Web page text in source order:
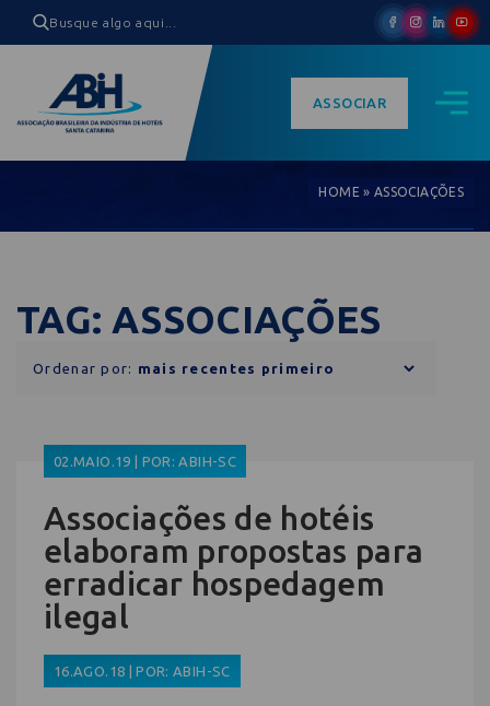
ASSOCIAR
HOME »ASSOCIAÇÕES
TAG: ASSOCIAÇÕES
Ordenar por:
02.MAIO.19 | POR: ABIH-SC
Associações de hotéis
elaboram propostas para
erradicar hospedagem
ilegal
16.AGO.18 | POR: ABIH-SC